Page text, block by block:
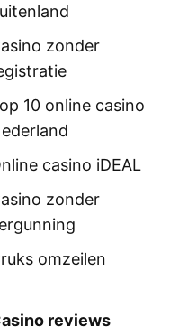
zonder
10 online casino
casino iDEAL
zonder
omzeilen
reviews